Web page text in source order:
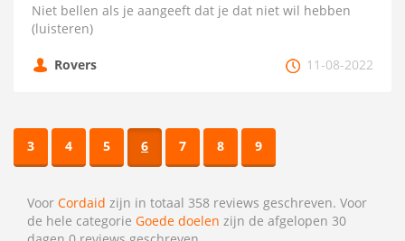
Niet bellen als je aangeeft dat je dat niet wil hebben
(luisteren)
Rovers 11-08-2022
3 4 5 6 7 8 9
Voor Cordaid zijn in totaal 358 reviews geschreven. Voor
de hele categorie Goede doelen zijn de afgelopen 30